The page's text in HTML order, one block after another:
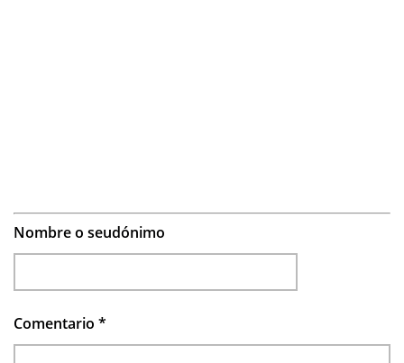
Nombre o seudónimo
Comentario *